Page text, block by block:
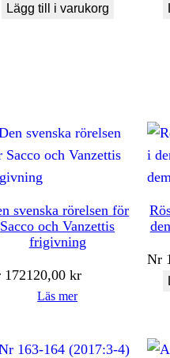
Lägg till i varukorg
svenska rörelsen för
Sacco och Vanzettis
frigivning
172120,00 kr
Läs mer
Nr